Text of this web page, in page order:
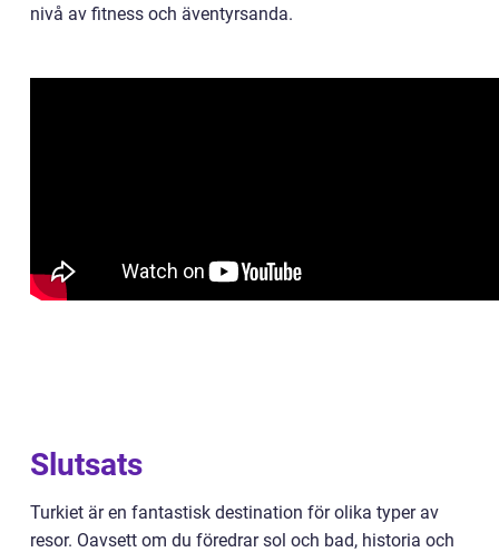
nivå av fitness och äventyrsanda.
Slutsats
Turkiet är en fantastisk destination för olika typer av
resor. Oavsett om du föredrar sol och bad, historia och